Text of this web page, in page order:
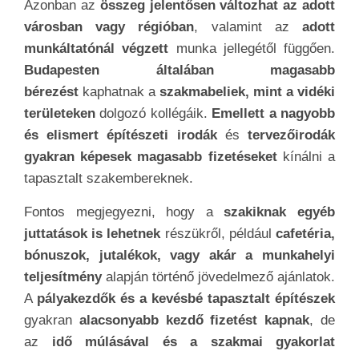
Azonban az összeg jelentősen változhat az adott
városban vagy régióban, valamint az adott
munkáltatónál végzett munka jellegétől függően.
Budapesten általában magasabb
bérezést kaphatnak a szakmabeliek, mint a vidéki
területekendolgozó kollégáik. Emellett a nagyobb
és elismert építészeti irodákés tervezőirodák
gyakran képesek magasabb fizetéseket kínálni a
tapasztalt szakembereknek.
Fontos megjegyezni, hogy aszakiknak egyéb
juttatások is lehetnek részükről, példáulcafetéria,
bónuszok, jutalékok, vagy akár a munkahelyi
teljesítményalapján történő jövedelmező ajánlatok.
A pályakezdők és a kevésbé tapasztalt építészek
gyakran alacsonyabb kezdő fizetést kapnak, de
az idő múlásával és a szakmai gyakorlat